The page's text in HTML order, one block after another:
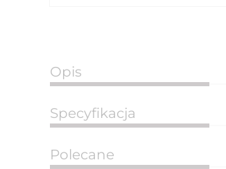
Opis
Specyfikacja
Polecane